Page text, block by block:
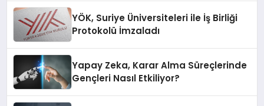
YÖK, Suriye Üniversiteleri ile İş Birliği
Protokolü İmzaladı
Yapay Zeka, Karar Alma Süreçlerinde
Gençleri Nasıl Etkiliyor?